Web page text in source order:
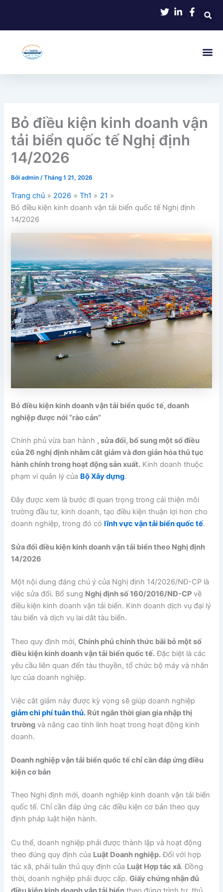
nội
Bỏ điều kiện kinh doanh vận
tải biển quốc tế Nghị định
14/2026
Bởiadmin/Tháng 1 21, 2026
Trang chủ 2026 Th1
21
Bỏ điều kiện kinh doanh vận tải biển quốc tế Nghị định
14/2026
Bỏ điều kiện kinh doanh vận tải biển quốc tế, doanh
nghiệp được nới “rào cản”
Chính phủ vừa ban hành , sửa đổi, bổ sung một số điều
của 26 nghị định nhằm cắt giảm và đơn giản hóa thủ tục
hành chính trong hoạt động sản xuất. Kinh doanh thuộc
phạm vi quản lý của Bộ Xây dựng.
Đây được xem là bước đi quan trọng trong cải thiện môi
trường đầu tư, kinh doanh, tạo điều kiện thuận lợi hơn cho
doanh nghiệp, trong đó cólĩnh vực vận tải biển quốc tế.
Sửa đổi điều kiện kinh doanh vận tải biển theo Nghị định
14/2026
Một nội dung đáng chú ý của Nghị định 14/2026/NĐ-CP là
việc sửa đổi. Bổ sung Nghị định số 160/2016/NĐ-CP về
điều kiện kinh doanh vận tải biển. Kinh doanh dịch vụ đại lý
tàu biển và dịch vụ lai dắt tàu biển.
Theo quy định mới,Chính phủ chính thức bãi bỏ một số
điều kiện kinh doanh vận tải biển quốc tế.Đặc biệt là các
yêu cầu liên quan đến tàu thuyền, tổ chức bộ máy và nhân
lực của doanh nghiệp.
Việc cắt giảm này được kỳ vọng sẽ giúp doanh nghiệp
giảm chi phí tuân thủ. Rút ngắn thời gian gia nhập thị
trường và nâng cao tính linh hoạt trong hoạt động kinh
doanh.
Doanh nghiệp vận tải biển quốc tế chỉ cần đáp ứng điều
kiện cơ bản
Theo Nghị định mới, doanh nghiệp kinh doanh vận tải biển
quốc tế. Chỉ cần đáp ứng các điều kiện cơ bản theo quy
định pháp luật hiện hành.
Cụ thể, doanh nghiệp phải được thành lập và hoạt động
theo đúng quy định của Luật Doanh nghiệp.Đối với hợp
tác xã, phải tuân thủ quy định của Luật Hợp tác xã. Đồng
thời, doanh nghiệp phải được cấp.Giấy chứng nhận đủ